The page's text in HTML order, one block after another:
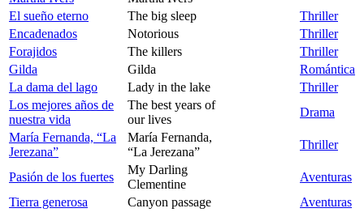
El sueño eterno
The big sleep
Thriller
Encadenados
Notorious
Thriller
Forajidos
The killers
Thriller
Gilda
Gilda
Romántica
La dama del lago
Lady in the lake
Thriller
Los mejores años de
nuestra vida
The best years of
our lives
Drama
María Fernanda, “La
Jerezana”
María Fernanda,
“La Jerezana”
Thriller
Pasión de los fuertes
My Darling
Clementine
Aventuras
Tierra generosa
Canyon passage Aventuras